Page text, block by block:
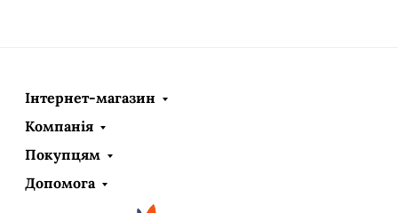
Інтернет-магазин
Компанія
Покупцям
Допомога